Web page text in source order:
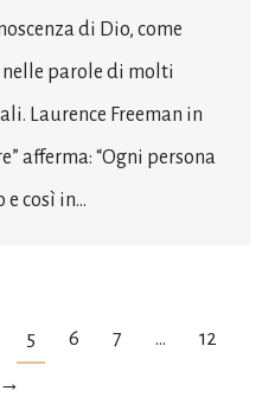
di Dio, come
parole di molti
Laurence Freeman in
afferma: “Ogni persona
e così in…
5 6 7 … 12
→